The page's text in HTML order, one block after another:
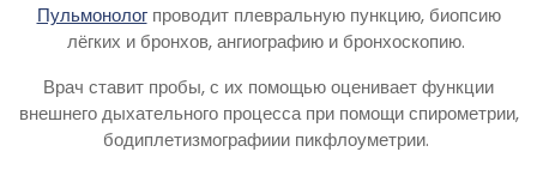
Пульмонологпроводит плевральную пункцию, биопсию
лёгких и бронхов, ангиографию и бронхоскопию.
Врач ставит пробы, с их помощью оценивает функции
внешнего дыхательного процесса при помощи спирометрии,
бодиплетизмографиии пикфлоуметрии.